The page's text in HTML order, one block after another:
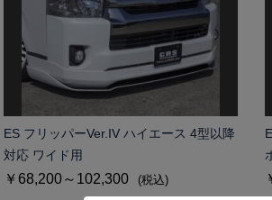
ES フリッパーVer.IV ハイエース 4型以降
対応 ワイド用
￥68,200～102,300 (税込)